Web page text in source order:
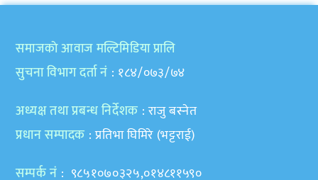
समाजकाे आवाज मल्टिमिडिया प्रालि
सुचना विभाग दर्ता नं : १८४/०७३/७४
अध्यक्ष तथा प्रबन्ध निर्देशक : राजु बस्नेत
प्रधान सम्पादक : प्रतिभा घिमिरे (भट्टराई)
सम्पर्क नं : ९८५१०७०३२५,०१४८११५९०